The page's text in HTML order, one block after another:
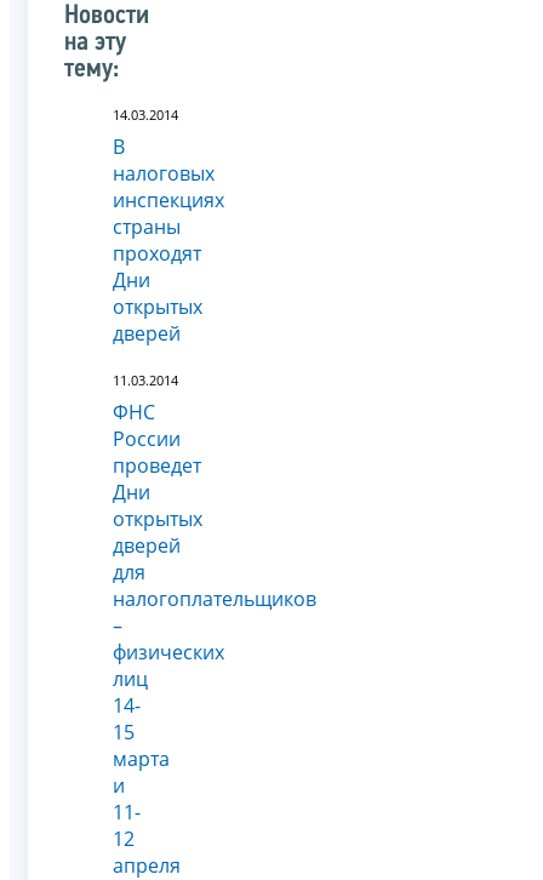
Новости
на эту
тему:
14.03.2014
В
налоговых
инспекциях
страны
проходят
Дни
открытых
дверей
11.03.2014
ФНС
России
проведет
Дни
открытых
дверей
для
налогоплательщиков
–
физических
лиц
14-
15
марта
и
11-
12
апреля